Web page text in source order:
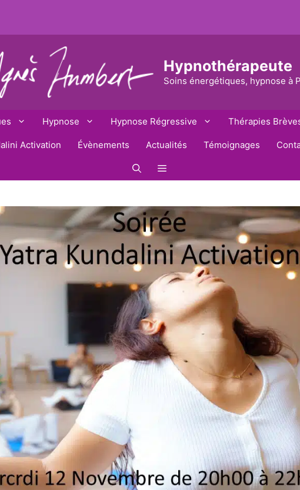
Hypnothérapeute
Soins énergétiques, hypnose à
Hypnose Hypnose Régressive Thérapies
Activation Évènements Actualités Témoignages